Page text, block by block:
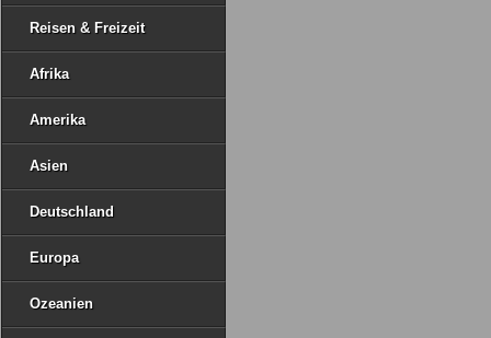
Reisen & Freizeit
Afrika
Amerika
Asien
Deutschland
Europa
Ozeanien